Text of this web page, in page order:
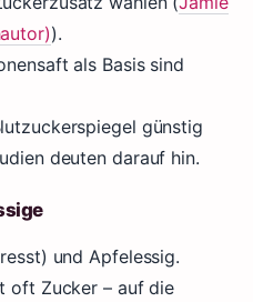
).
als Basis sind
günstig
deuten darauf hin.
und Apfelessig.
oft Zucker – auf die